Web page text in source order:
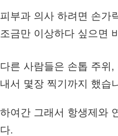
피부과 의사 하려면 손가
조금만 이상하다 싶으면
다른 사람들은 손톱 주위
내서 몇장 찍기까지 했습
하여간 그래서 항생제와
다.